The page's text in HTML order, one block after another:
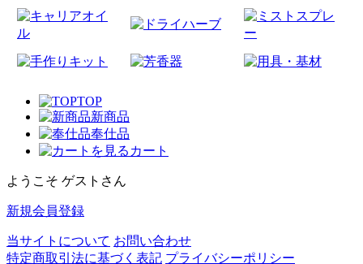
TOP
新商品
奉仕品
カート
ようこそ ゲストさん
新規会員登録
当サイトについて お問い合わせ
特定商取引法に基づく表記 プライバシーポリシー